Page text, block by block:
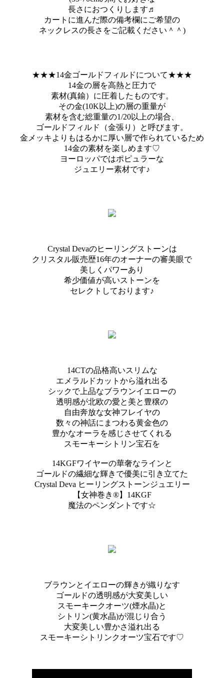
長さにおつくりします♬
カートに進んだ際の備考欄にご希望の
ネックレスの長さをご記載ください＾＾)
★★★14金ゴールドフィルドについて★★★
14金の層を高熱と圧力で
素材(真鍮）に圧着したものです。
その金(10K以上)の層の重量が
素材を含む総重量の1/20以上の場合、
ゴールドフィルド（金張り）と呼びます。
金メッキよりもはるかに厚い層で作られているため
14金の素材を楽しめます♡
ヨーロッパではポピュラーな
ジュエリー素材です♪
Crystal Devaのヒーリングストーンは
クリスタル販売歴16年のオーナーの審美眼で
美しくパワーあり
希少価値が高いストーンを
セレクトしております♪
14CTの品格高いスリムな
エメラルドカットから溢れ出る
シックで上品なブラウンイエローの
透明感が北欧の愛と美と豊穣の
自由奔放な女神フレイヤの
数々の神話にまつわる黄金色の
豊かなオーラを感じさせてくれる
スモーキーシトリン宝石を
14KGFワイヤーの華奢なラインと
ゴールドの繊細な輝きで優美に引き立てた
Crystal Deva ヒーリングストーンジュエリー
【女神巻き®】14KGF
魔法のペンダントです☆
ブラウンとイエローの輝きが織りなす
ゴールドの透明感が大変美しい
スモーキークオーツ(煙水晶)と
シトリン(黄水晶)が混じり合う
大変美しい豊かさ溢れ出る
スモーキーシトリンクオーツ宝石です♡